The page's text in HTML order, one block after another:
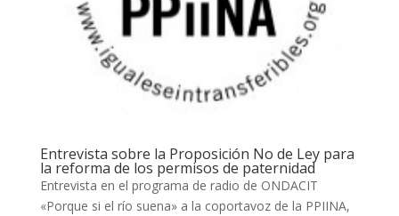
Entrevista sobre la Proposición No de Ley para
la reforma de los permisos de paternidad
Entrevista en el programa de radio de ONDACIT
«Porque si el río suena» a la coportavoz de la PPIINA,